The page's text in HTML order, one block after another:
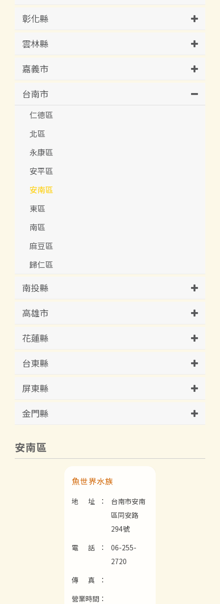
彰化縣
雲林縣
嘉義市
台南市
仁德區
北區
永康區
安平區
安南區
東區
南區
麻豆區
歸仁區
南投縣
高雄市
花蓮縣
台東縣
屏東縣
金門縣
安南區
魚世界水族
地 址：
台南市安南
區同安路
294號
電 話：
06-255-
2720
傳 真：
營業時間：